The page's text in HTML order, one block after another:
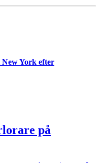
York efter
på